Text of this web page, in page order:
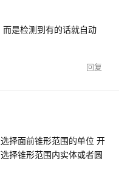
而是检测到有的话就自动
回复
择面前锥形范围的单位 开
择锥形范围内实体或者圆